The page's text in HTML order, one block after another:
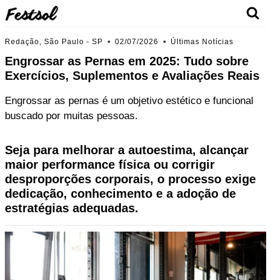
Skip
to
content
Redação, São Paulo - SP 02/07/2026 Últimas Notícias
Engrossar as Pernas em 2025: Tudo sobre
Exercícios, Suplementos e Avaliações Reais
Engrossar as pernas é um objetivo estético e funcional
buscado por muitas pessoas.
Seja para melhorar a autoestima, alcançar
maior performance física ou corrigir
desproporções corporais, o processo exige
dedicação, conhecimento e a adoção de
estratégias adequadas.